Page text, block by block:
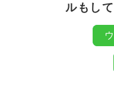
ルもし